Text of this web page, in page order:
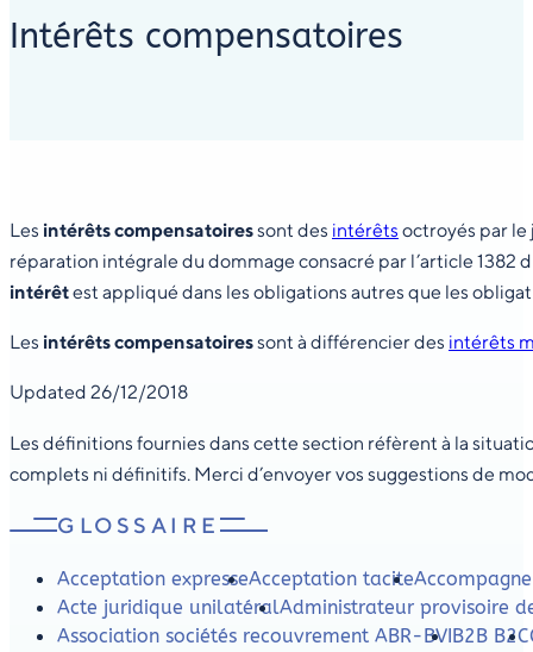
Intérêts compensatoires
GLOSSAIRE
Acceptation expresseAcceptation tacite
Acte juridique unilatéralAdministrateur provisoire
Association sociétés recouvrement ABR-BVIB2B B2C
Les intérêts compensatoiressont des intérêts octroyés par le
réparation intégrale du dommage consacré par l’article 1382
intérêtest appliqué dans les obligations autres que les
Les intérêts compensatoiressont à différencier des intérêts
Updated 26/12/2018
Les définitions fournies dans cette section réfèrent à la
complets ni définitifs. Merci d’envoyer vos suggestions de